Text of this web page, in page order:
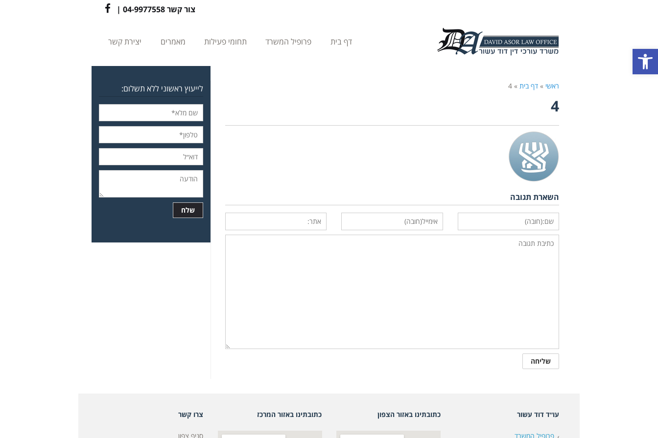
פתח סרגל נגישות
צור קשר04-9977558
|
דף בית פרופיל המשרד תחומי פעילות מאמרים יצירת קשר
ראשי » דף בית »
4
4
השארת תגובה
לייעוץ ראשוני ללא תשלום:
עו״ד דוד עשור
פרופיל המשרד
כתובתינו באזור הצפון כתובתינו באזור המרכז צרו קשר
סניף צפון